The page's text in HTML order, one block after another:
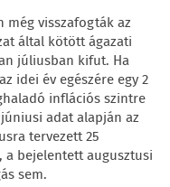
visszafogták az
által kötött ágazati
júliusban kifut. Ha
idei év egészére egy 2
inflációs szintre
adat alapján az
tervezett 25
bejelentett augusztusi
sem.